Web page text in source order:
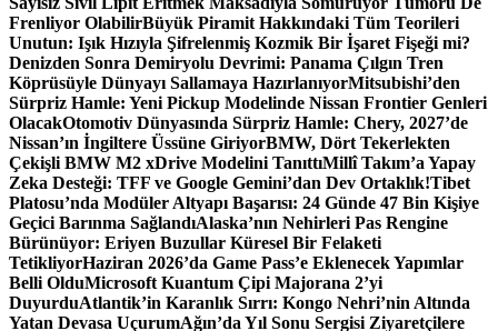
Frenliyor OlabilirBüyük Piramit Hakkındaki Tüm Teorileri
Unutun: Işık Hızıyla Şifrelenmiş Kozmik Bir İşaret Fişeği mi?
Denizden Sonra Demiryolu Devrimi: Panama Çılgın Tren
Köprüsüyle Dünyayı Sallamaya HazırlanıyorMitsubishi’den
Sürpriz Hamle: Yeni Pickup Modelinde Nissan Frontier Genleri
OlacakOtomotiv Dünyasında Sürpriz Hamle: Chery, 2027’de
Nissan’ın İngiltere Üssüne GiriyorBMW, Dört Tekerlekten
Çekişli BMW M2 xDrive Modelini TanıttıMillî Takım’a Yapay
Zeka Desteği: TFF ve Google Gemini’dan Dev Ortaklık!Tibet
Platosu’nda Modüler Altyapı Başarısı: 24 Günde 47 Bin Kişiye
Geçici Barınma SağlandıAlaska’nın Nehirleri Pas Rengine
Bürünüyor: Eriyen Buzullar Küresel Bir Felaketi
TetikliyorHaziran 2026’da Game Pass’e Eklenecek Yapımlar
Belli OlduMicrosoft Kuantum Çipi Majorana 2’yi
DuyurduAtlantik’in Karanlık Sırrı: Kongo Nehri’nin Altında
Yatan Devasa UçurumAğın’da Yıl Sonu Sergisi Ziyaretçilere